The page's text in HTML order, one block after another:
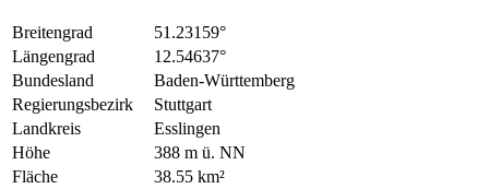
Breitengrad
51.23159°
Längengrad
12.54637°
Bundesland
Baden-Württemberg
Regierungsbezirk
Stuttgart
Landkreis
Esslingen
Höhe
388 m ü. NN
Fläche
38.55 km²